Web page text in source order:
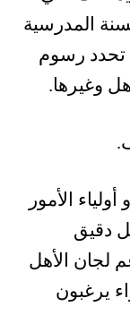
المدرسية
تحدد رسوم
وغيرها.
.
الأمور
دقيق
لجان الأهل
يرغبون